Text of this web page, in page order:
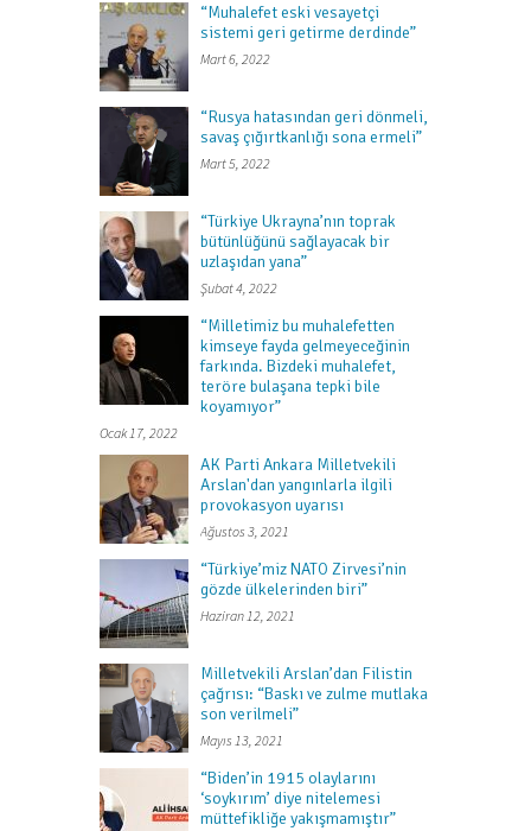
“Muhalefet eski vesayetçi
sistemi geri getirme derdinde”
Mart 6, 2022
“Rusya hatasından geri dönmeli,
savaş çığırtkanlığı sona ermeli”
Mart 5, 2022
“Türkiye Ukrayna’nın toprak
bütünlüğünü sağlayacak bir
uzlaşıdan yana”
Şubat 4, 2022
“Milletimiz bu muhalefetten
kimseye fayda gelmeyeceğinin
farkında. Bizdeki muhalefet,
teröre bulaşana tepki bile
koyamıyor”
Ocak 17, 2022
AK Parti Ankara Milletvekili
Arslan'dan yangınlarla ilgili
provokasyon uyarısı
Ağustos 3, 2021
“Türkiye’miz NATO Zirvesi’nin
gözde ülkelerinden biri”
Haziran 12, 2021
Milletvekili Arslan’dan Filistin
çağrısı: “Baskı ve zulme mutlaka
son verilmeli”
Mayıs 13, 2021
“Biden’in 1915 olaylarını
‘soykırım’ diye nitelemesi
müttefikliğe yakışmamıştır”